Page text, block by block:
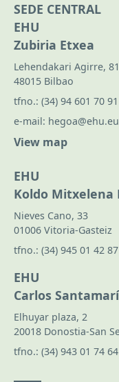
SEDE CENTRAL
EHU
Zubiria Etxea
Lehendakari Agirre, 81
48015 Bilbao
tfno.: (34) 94 601 70 91
e-mail:
View map
EHU
Koldo Mitxelena
Nieves Cano, 33
01006 Vitoria-Gasteiz
tfno.: (34) 945 01 42 87
EHU
Carlos
Elhuyar plaza, 2
20018 Donostia-San
tfno.: (34) 943 01 74 64